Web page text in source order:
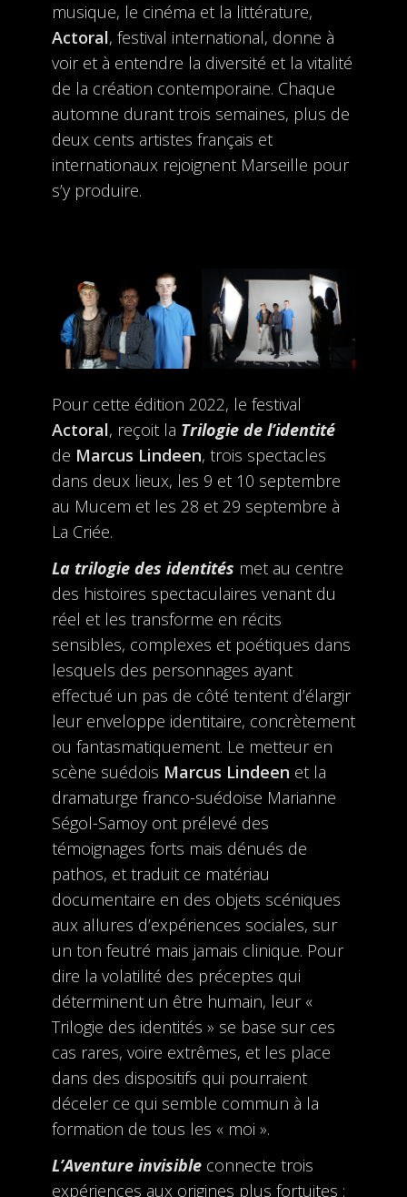
musique, le cinéma et la littérature,
Actoral, festival international, donne à
voir et à entendre la diversité et la vitalité
de la création contemporaine. Chaque
automne durant trois semaines, plus de
deux cents artistes français et
internationaux rejoignent Marseille pour
s’y produire.
Pour cette édition 2022, le festival
Actoral, reçoit la Trilogie de l’identité
de Marcus Lindeen, trois spectacles
dans deux lieux, les 9 et 10 septembre
au Mucem et les 28 et 29 septembre à
La Criée.
La trilogie des identités met au centre
des histoires spectaculaires venant du
réel et les transforme en récits
sensibles, complexes et poétiques dans
lesquels des personnages ayant
effectué un pas de côté tentent d’élargir
leur enveloppe identitaire, concrètement
ou fantasmatiquement. Le metteur en
scène suédois Marcus Lindeen et la
dramaturge franco-suédoise Marianne
Ségol-Samoy ont prélevé des
témoignages forts mais dénués de
pathos, et traduit ce matériau
documentaire en des objets scéniques
aux allures d’expériences sociales, sur
un ton feutré mais jamais clinique. Pour
dire la volatilité des préceptes qui
déterminent un être humain, leur «
Trilogie des identités » se base sur ces
cas rares, voire extrêmes, et les place
dans des dispositifs qui pourraient
déceler ce qui semble commun à la
formation de tous les « moi ».
L’Aventure invisibleconnecte trois
expériences aux origines plus fortuites :